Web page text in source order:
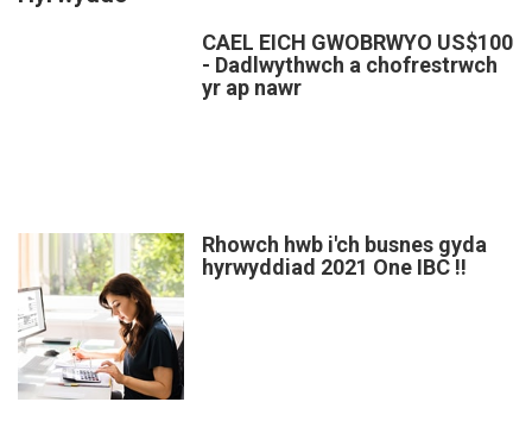
CAEL EICH GWOBRWYO US$100
- Dadlwythwch a chofrestrwch
yr ap nawr
Rhowch hwb i'ch busnes gyda
hyrwyddiad 2021 One IBC !!